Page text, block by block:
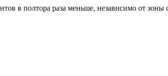
в полтора раза меньше, независимо от зоны